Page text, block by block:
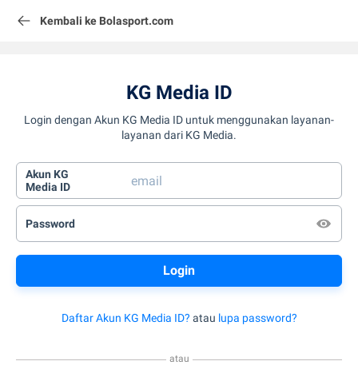
Kembali ke Bolasport.com
KG Media ID
Login dengan Akun KG Media ID untuk menggunakan layanan-
layanan dari KG Media.
Akun KG
Media ID
Password
Daftar Akun KG Media ID? atau lupa password?
atau